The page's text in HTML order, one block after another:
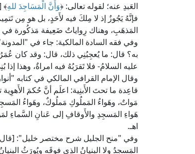
العَبدِ عنه؛ لقوله تعالى: ﴿وَأَنَّ الْمَسَاجِدَ للهِ
فإنَّهُ يَجُوزُ إذ لا مِلكَ فيه لأَحَدٍ، بل هو مِن
المَذهَبِ، وهناك رِواياتٌ ضَعِيفة مَذكُورة في
به؟ قال: ما يُعجِبُنِي ذلك، قال: وقد كان
عليه السلامُ- فلا تَقرَبُهُ فيه امراةٌ، وهذا
وقال الإمام القرافي المالكي في كتابه
قاعِدة ما تحتَ الأَبنِية: اعلَم أنَّ حُكمَ
مَواتٌ، وهَواءُ المَملُوكِ مَملُوكٌ، وهَواءُ
هَواءِ المَسجِدِ والأَوقافِ إلى عَنانِ
اهـ.
وفي "منح الجليل شرح مختصر خليل": [قال
المَسجِدُ ولا البنيانُ الذِي فوقَه ويُورَثُ